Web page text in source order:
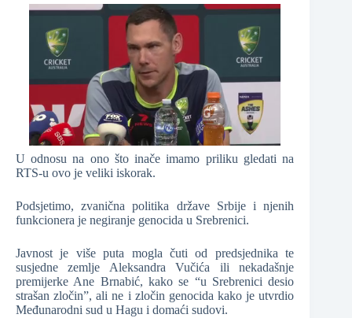
U odnosu na ono što inače imamo priliku gledati na
RTS-u ovo je veliki iskorak.
Podsjetimo, zvanična politika države Srbije i njenih
funkcionera je negiranje genocida u Srebrenici.
Javnost je više puta mogla čuti od predsjednika te
susjedne zemlje Aleksandra Vučića ili nekadašnje
premijerke Ane Brnabić, kako se “u Srebrenici desio
strašan zločin”, ali ne i zločin genocida kako je utvrdio
Međunarodni sud u Hagu i domaći sudovi.